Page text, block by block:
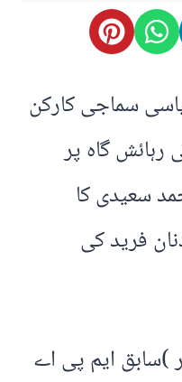
سماجی کارکن
گاہ پر
سعیدی کا
فرید کی
)سابق ایم پی اے